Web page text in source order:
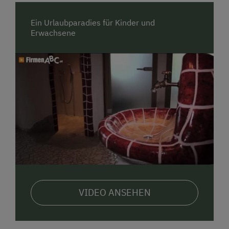
Ein Urlaubparadies für Kinder und
Erwachsene
VIDEO ANSEHEN